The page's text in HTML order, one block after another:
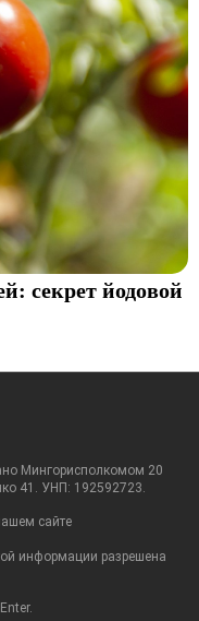
секрет йодовой
Мингорисполкомом 20
41. УНП: 192592723.
сайте
информации разрешена